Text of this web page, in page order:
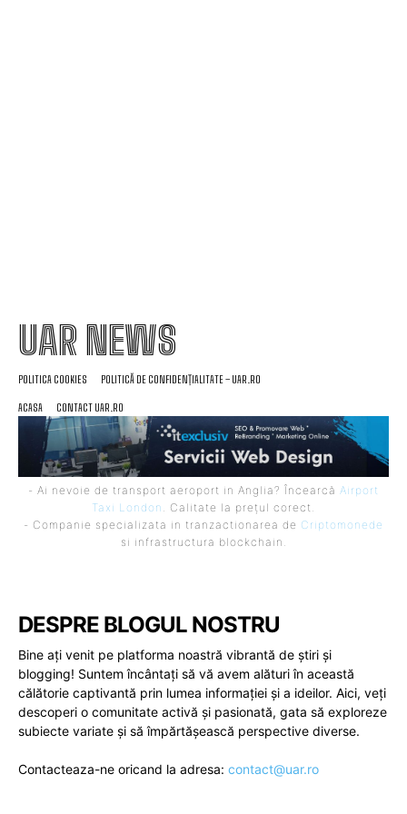
UAR NEWS
POLITICA COOKIES POLITICĂ DE CONFIDENȚIALITATE – UAR.RO
ACASA CONTACT UAR.RO
- Ai nevoie de transport aeroport in Anglia? Încearcă Airport
Taxi London . Calitate la prețul corect.
- Companie specializata in tranzactionarea de Criptomonede
si infrastructura blockchain.
DESPRE BLOGUL NOSTRU
Bine ați venit pe platforma noastră vibrantă de știri și
blogging! Suntem încântați să vă avem alături în această
călătorie captivantă prin lumea informației și a ideilor. Aici, veți
descoperi o comunitate activă și pasionată, gata să exploreze
subiecte variate și să împărtășească perspective diverse.
Contacteaza-ne oricand la adresa: contact@uar.ro